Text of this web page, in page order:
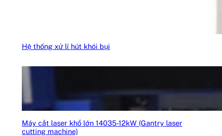
Hệ thống xử lí hút khói bụi
Máy cắt laser khổ lớn 14035-12kW (Gantry laser
cutting machine)